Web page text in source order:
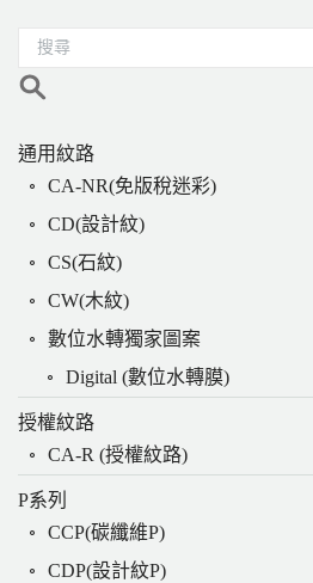
通用紋路
CA-NR(免版稅迷彩)
CD(設計紋)
CS(石紋)
CW(木紋)
數位水轉獨家圖案
Digital (數位水轉膜)
授權紋路
CA-R (授權紋路)
P系列
CCP(碳纖維P)
CDP(設計紋P)